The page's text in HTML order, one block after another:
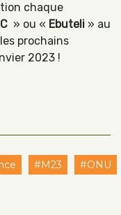
chaque
» ou « Ebuteli » au
prochains
2023 !
#M23 #ONU